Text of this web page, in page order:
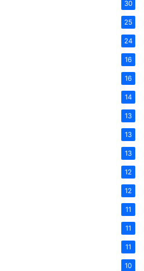
30
25
24
16
16
14
13
13
13
12
12
11
11
11
10